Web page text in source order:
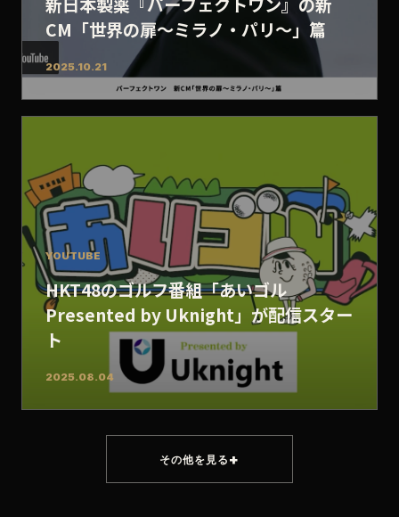
CM「世界の扉～ミラノ・パリ～」篇
2025.10.21
YOUTUBE
HKT48のゴルフ番組「あいゴル
Presented by Uknight」が配信スター
ト
2025.08.04
その他を見る